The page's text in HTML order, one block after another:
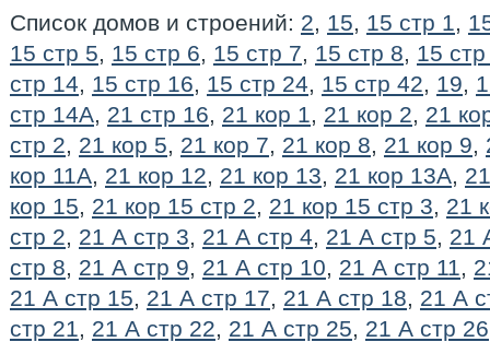
Список домов и строений: 2, 15, 15 стр 1,
15 стр 5, 15 стр 6, 15 стр 7, 15 стр 8, 15
стр 14, 15 стр 16, 15 стр 24, 15 стр 42, 19,
стр 14А, 21 стр 16, 21 кор 1, 21 кор 2, 21
стр 2, 21 кор 5, 21 кор 7, 21 кор 8, 21 кор 9,
кор 11А, 21 кор 12, 21 кор 13, 21 кор 13А,
кор 15, 21 кор 15 стр 2, 21 кор 15 стр 3, 21
стр 2, 21 А стр 3, 21 А стр 4, 21 А стр 5, 21
стр 8, 21 А стр 9, 21 А стр 10, 21 А стр 11,
21 А стр 15, 21 А стр 17, 21 А стр 18, 21 А
стр 21, 21 А стр 22, 21 А стр 25, 21 А стр 26